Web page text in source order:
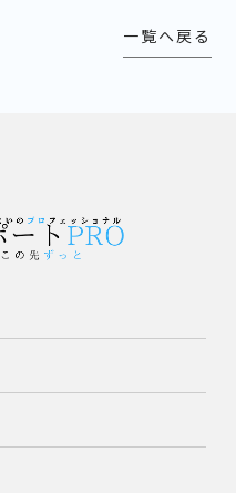
一覧へ戻る